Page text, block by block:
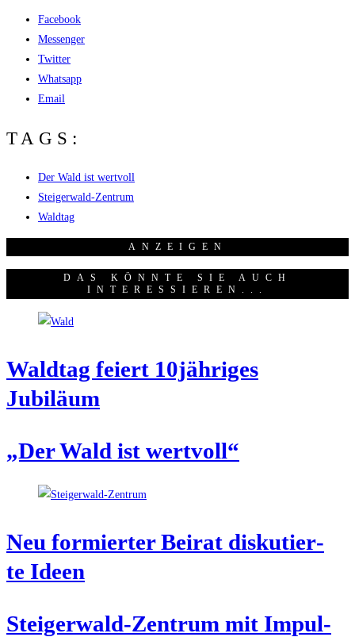
Facebook
Messenger
Twitter
Whatsapp
Email
TAGS:
Der Wald ist wertvoll
Steigerwald-Zentrum
Waldtag
ANZEI­GEN
DAS KÖNNTE SIE AUCH
INTERESSIEREN...
Wald­tag fei­ert 10jähriges
Jubiläum
„Der Wald ist wertvoll“
Neu for­mier­ter Bei­rat dis­ku­tier­
te Ideen
Stei­ger­wald-Zen­trum mit Impul­